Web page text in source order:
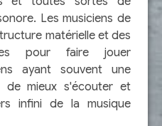
Les musiciens de
matérielle et des
pour faire jouer
ayant souvent une
de mieux s'écouter et
infini de la musique